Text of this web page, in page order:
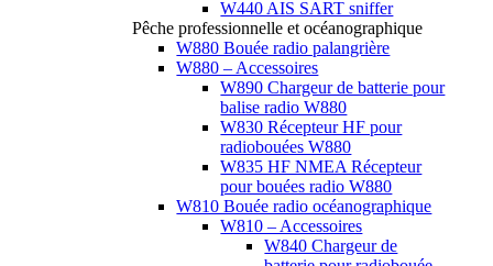
W440 AIS SART sniffer
Pêche professionnelle et océanographique
W880 Bouée radio palangrière
W880 – Accessoires
W890 Chargeur de batterie pour
balise radio W880
W830 Récepteur HF pour
radiobouées W880
W835 HF NMEA Récepteur
pour bouées radio W880
W810 Bouée radio océanographique
W810 – Accessoires
W840 Chargeur de